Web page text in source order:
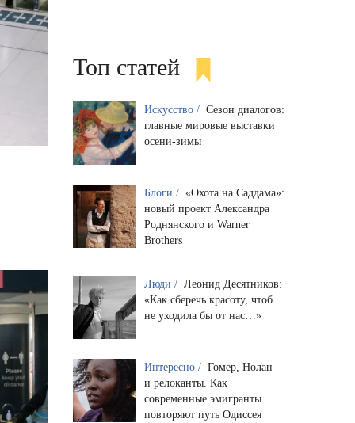
Топ статей
Искусство / Сезон диалогов:
главные мировые выставки
осени-зимы
Блоги / «Охота на Саддама»:
новый проект Александра
Роднянского и Warner
Brothers
Люди / Леонид Десятников:
«Как сберечь красоту, чтоб
не уходила бы от нас…»
Интересно / Гомер, Нолан
и релоканты. Как
современные эмигранты
повторяют путь Одиссея